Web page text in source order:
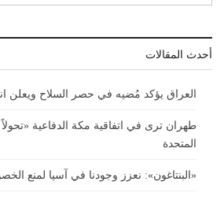
أحدث المقالات
العراق يؤكد مُضيه في حصر السلاح ويعلن
طهران ترى في اتفاقية مكة الدفاعية «تحولاً
المتحدة
«البنتاغون»: نعزز وجودنا في آسيا لمنع